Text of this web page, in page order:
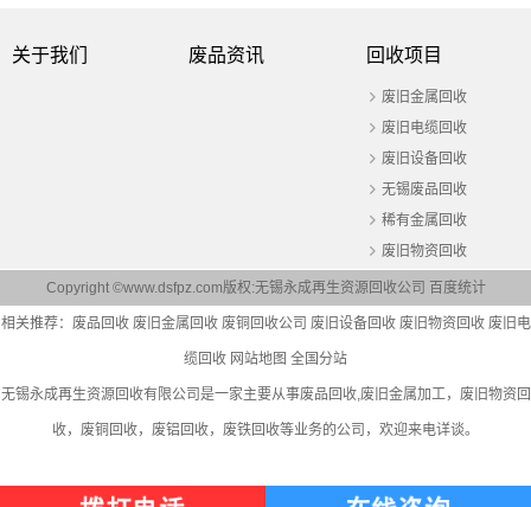
关于我们 废品资讯 回收项目
废旧金属回收
废旧电缆回收
废旧设备回收
无锡废品回收
稀有金属回收
废旧物资回收
Copyright ©www.dsfpz.com版权:无锡永成再生资源回收公司 百度统计
相关推荐： 废品回收 废旧金属回收 废铜回收公司 废旧设备回收 废旧物资回收 废旧电
缆回收 网站地图 全国分站
无锡永成再生资源回收有限公司是一家主要从事废品回收,废旧金属加工，废旧物资回
收，废铜回收，废铝回收，废铁回收等业务的公司，欢迎来电详谈。